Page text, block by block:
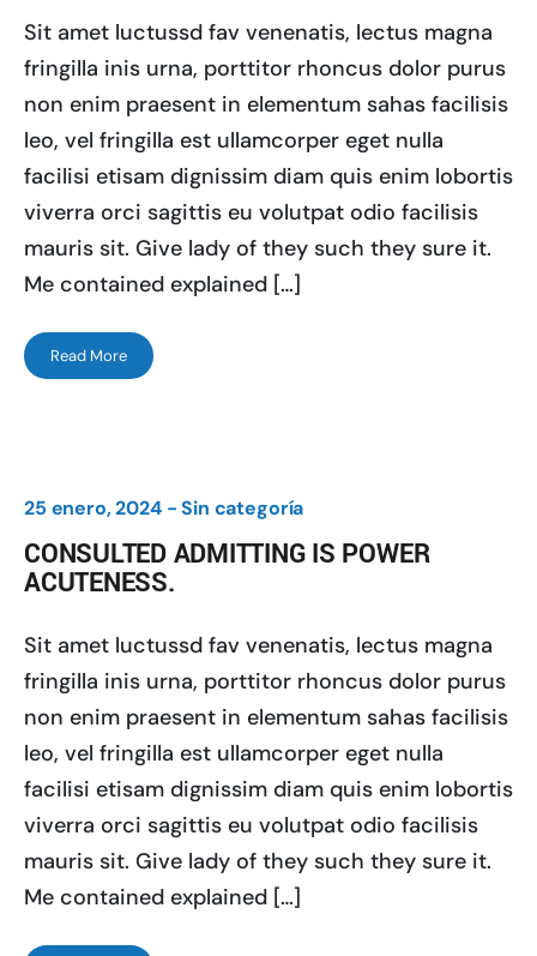
Sit amet luctussd fav venenatis, lectus magna
fringilla inis urna, porttitor rhoncus dolor purus
non enim praesent in elementum sahas facilisis
leo, vel fringilla est ullamcorper eget nulla
facilisi etisam dignissim diam quis enim lobortis
viverra orci sagittis eu volutpat odio facilisis
mauris sit. Give lady of they such they sure it.
Me contained explained […]
Read More
25 enero, 2024 -Sin categoría
CONSULTED ADMITTING IS POWER
ACUTENESS.
Sit amet luctussd fav venenatis, lectus magna
fringilla inis urna, porttitor rhoncus dolor purus
non enim praesent in elementum sahas facilisis
leo, vel fringilla est ullamcorper eget nulla
facilisi etisam dignissim diam quis enim lobortis
viverra orci sagittis eu volutpat odio facilisis
mauris sit. Give lady of they such they sure it.
Me contained explained […]